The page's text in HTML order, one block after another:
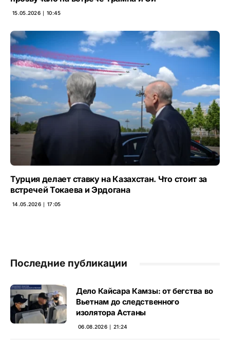
15.05.2026 ∣ 10:45
Турция делает ставку на Казахстан. Что стоит за
встречей Токаева и Эрдогана
14.05.2026 ∣ 17:05
Последние публикации
Дело Кайсара Камзы: от бегства во
Вьетнам до следственного
изолятора Астаны
06.08.2026 ∣ 21:24